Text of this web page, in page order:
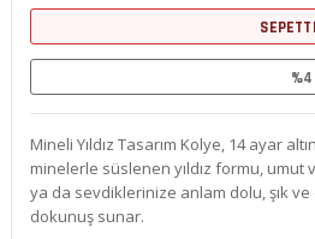
%4
Mineli Yıldız Tasarım Kolye, 14 ayar
minelerle süslenen yıldız formu, umut
ya da sevdiklerinize anlam dolu, şık
dokunuş sunar.